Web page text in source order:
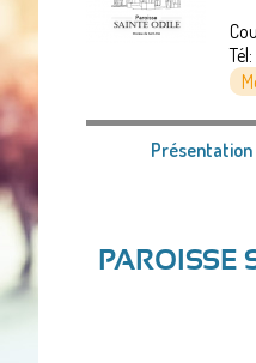
êtes
Tél:
Présentation
PAROISSE